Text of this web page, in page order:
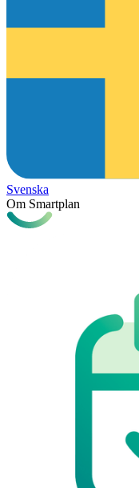
Svenska
Om Smartplan